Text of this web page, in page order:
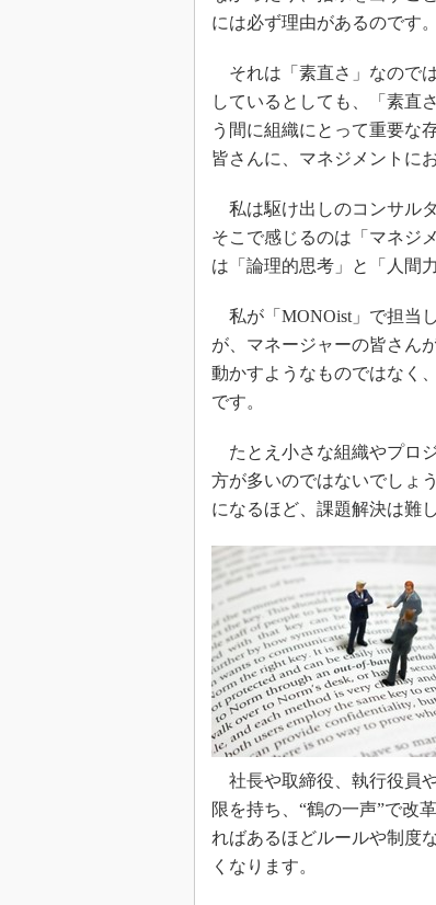
には必ず理由があるのです。
それは「素直さ」なので
しているとしても、「素直
う間に組織にとって重要な
皆さんに、マネジメントに
私は駆け出しのコンサル
そこで感じるのは「マネジ
は「論理的思考」と「人間
私が「MONOist」で担当
が、マネージャーの皆さん
動かすようなものではなく
です。
たとえ小さな組織やプロ
方が多いのではないでしょ
になるほど、課題解決は難
社長や取締役、執行役員
限を持ち、“鶴の一声”で改
ればあるほどルールや制度
くなります。